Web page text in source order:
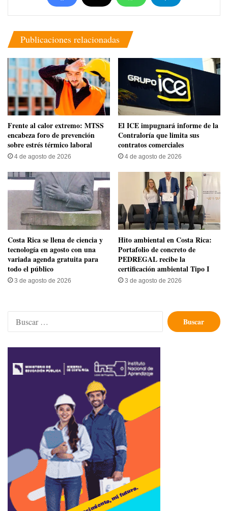
Publicaciones relacionadas
Frente al calor extremo: MTSS
encabeza foro de prevención
sobre estrés térmico laboral
4 de agosto de 2026
El ICE impugnará informe de la
Contraloría que limita sus
contratos comerciales
4 de agosto de 2026
​Costa Rica se llena de ciencia y
tecnología en agosto con una
variada agenda gratuita para
todo el público
3 de agosto de 2026
Hito ambiental en Costa Rica:
Portafolio de concreto de
PEDREGAL recibe la
certificación ambiental Tipo I
3 de agosto de 2026
Buscar: